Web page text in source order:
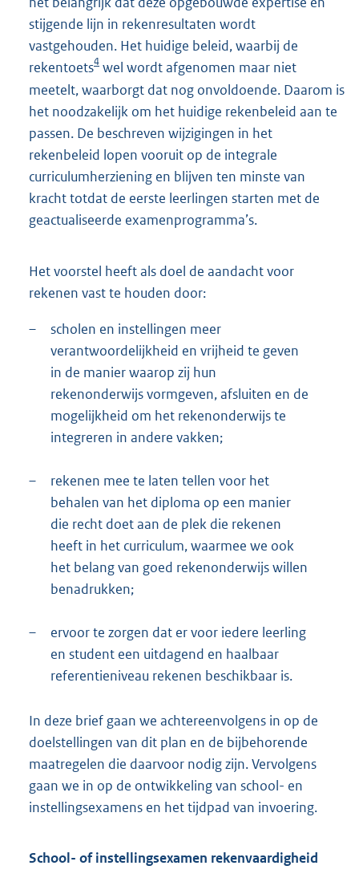
stijgende lijn in rekenresultaten wordt
vastgehouden. Het huidige beleid, waarbij de
rekentoets4 wel wordt afgenomen maar niet
meetelt, waarborgt dat nog onvoldoende. Daarom is
het noodzakelijk om het huidige rekenbeleid aan te
passen. De beschreven wijzigingen in het
rekenbeleid lopen vooruit op de integrale
curriculumherziening en blijven ten minste van
kracht totdat de eerste leerlingen starten met de
geactualiseerde examenprogramma’s.
Het voorstel heeft als doel de aandacht voor
rekenen vast te houden door:
–
scholen en instellingen meer
verantwoordelijkheid en vrijheid te geven
in de manier waarop zij hun
rekenonderwijs vormgeven, afsluiten en de
mogelijkheid om het rekenonderwijs te
integreren in andere vakken;
–
rekenen mee te laten tellen voor het
behalen van het diploma op een manier
die recht doet aan de plek die rekenen
heeft in het curriculum, waarmee we ook
het belang van goed rekenonderwijs willen
benadrukken;
–
ervoor te zorgen dat er voor iedere leerling
en student een uitdagend en haalbaar
referentieniveau rekenen beschikbaar is.
In deze brief gaan we achtereenvolgens in op de
doelstellingen van dit plan en de bijbehorende
maatregelen die daarvoor nodig zijn. Vervolgens
gaan we in op de ontwikkeling van school- en
instellingsexamens en het tijdpad van invoering.
School- of instellingsexamen rekenvaardigheid